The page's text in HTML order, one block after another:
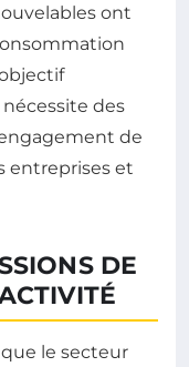
ont
nécessite des
de
entreprises et
DE
le secteur